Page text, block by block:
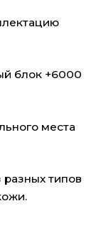
блок +6000
места
типов